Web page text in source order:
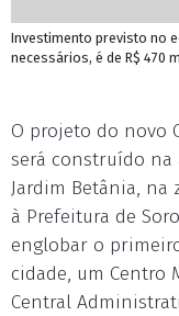
Investimento previsto no
necessários, é de R$ 470
O projeto do novo
será construído na
Jardim Betânia,
à Prefeitura de
englobar o
cidade, um Centro
Central